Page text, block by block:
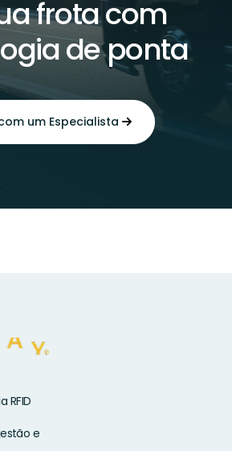
frota com
de ponta
um Especialista
RFID
e